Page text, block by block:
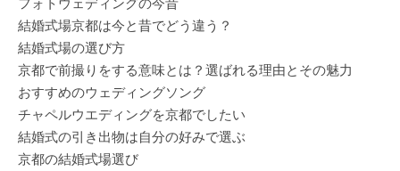
結婚式場京都は今と昔でどう違う？
結婚式場の選び方
京都で前撮りをする意味とは？選ばれる理由とその魅力
おすすめのウェディングソング
チャペルウエディングを京都でしたい
結婚式の引き出物は自分の好みで選ぶ
京都の結婚式場選び